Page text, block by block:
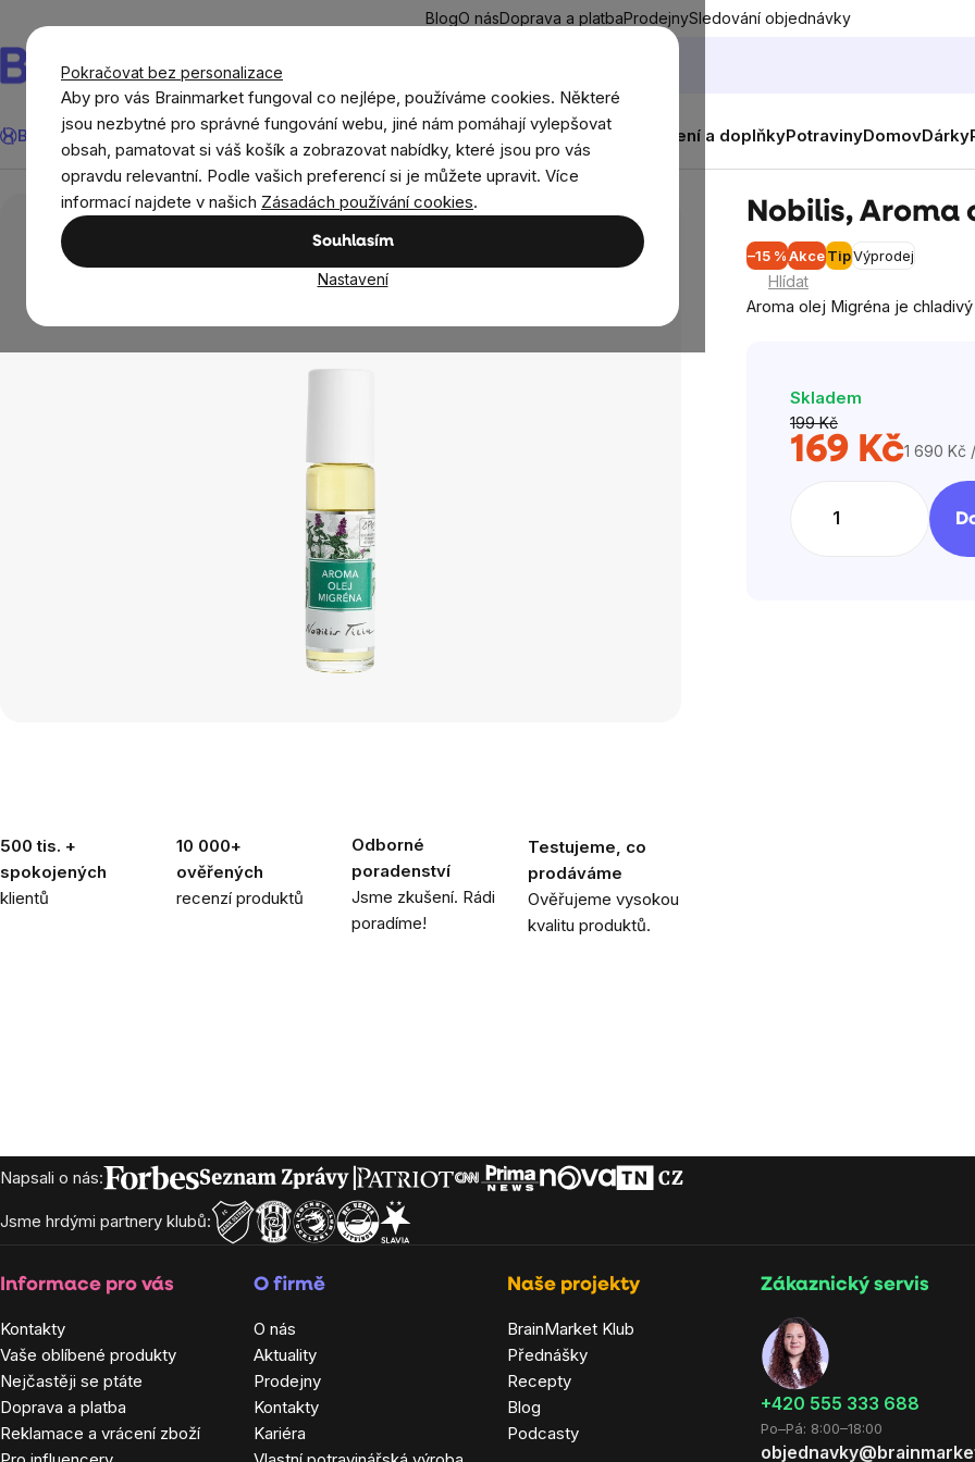
Pokračovat bez personalizace
Aby pro vás Brainmarket fungoval co nejlépe, používáme cookies. Některé
jsou nezbytné pro správné fungování webu, jiné nám pomáhají vylepšovat
obsah, pamatovat si váš košík a zobrazovat nabídky, které jsou pro vás
opravdu relevantní. Podle vašich preferencí si je můžete upravit. Více
informací najdete v našich Zásadách používání cookies.
Souhlasím
Nastavení
obsah
BlogO násDoprava a platbaProdejnySledování objednávky
Hledat
BrainMax® Léto Ušetři CíleDoplňky stravy a výživaNovinkyMužiŽenyDěti Oblečení a doplňkyPotravinyDomovDárky
Domov Aromaterapie Nobilis, Aroma olej Migréna 10ml
Nobilis, Aroma
–15 %AkceTipVýprodej
500 tis. +
spokojených
klientů
10 000+
ověřených
recenzí produktů
Odborné
poradenství
Jsme zkušení. Rádi
poradíme!
Testujeme, co
prodáváme
Ověřujeme vysokou
kvalitu produktů.
Hlídat
Aroma olej Migréna je
Skladem
199 Kč
169 KčMěrná
1 690 Kč
Zápatí
Napsali o nás:
Jsme hrdými partnery klubů:
Informace pro vás
Kontakty
Vaše oblíbené produkty
Nejčastěji se ptáte
Doprava a platba
Reklamace a vrácení zboží
O firmě
O nás
Aktuality
Prodejny
Kontakty
Kariéra
Naše projekty
BrainMarket Klub
Přednášky
Recepty
Blog
Podcasty
Zákaznický servis
‭+420 555 333 688
Po–Pá: 8:00–18:00